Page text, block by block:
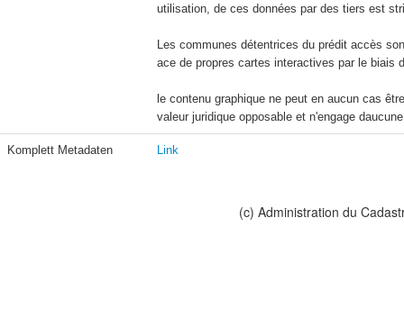
utilisation, de ces données par des tiers est
Les communes détentrices du prédit accès
ace de propres cartes interactives par le biais
le contenu graphique ne peut en aucun cas
valeur juridique opposable et n'engage
Komplett Metadaten Link
(c) Administration du